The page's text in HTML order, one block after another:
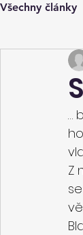
Všechny články
…
Z